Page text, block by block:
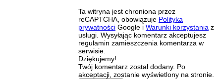
Ta witryna jest chroniona przez
reCAPTCHA, obowiązuje Polityka
prywatności Google i Warunki korzystania z
usługi. Wysyłając komentarz akceptujesz
regulamin zamieszczenia komentarza w
serwisie.
Dziękujemy!
Twój komentarz został dodany. Po
akceptacji, zostanie wyświetlony na stronie.